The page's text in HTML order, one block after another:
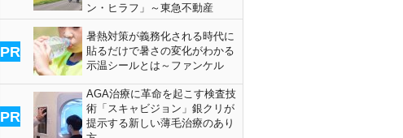
ン・ヒラフ」～東急不動産
PR
暑熱対策が義務化される時代に
貼るだけで暑さの変化がわかる
示温シールとは～ファンケル
PR
AGA治療に革命を起こす検査技
術「スキャビジョン」銀クリが
提示する新しい薄毛治療のあり